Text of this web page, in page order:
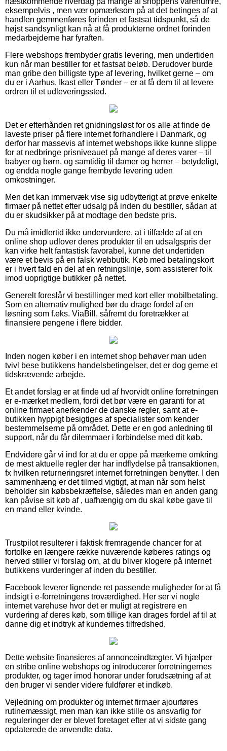
eksempelvis , men vær opmærksom på at det betinges af at
handlen gemmenføres forinden et fastsat tidspunkt, så de
højst sandsynligt kan nå at få produkterne ordnet forinden
medarbejderne har fyraften.
Flere webshops frembyder gratis levering, men undertiden
kun når man bestiller for et fastsat beløb. Derudover burde
man gribe den billigste type af levering, hvilket gerne – om
du er i Aarhus, Ikast eller Tønder – er at få dem til at levere
ordren til et udleveringssted.
Det er efterhånden ret gnidningsløst for os alle at finde de
laveste priser på flere internet forhandlere i Danmark, og
derfor har massevis af internet webshops ikke kunne slippe
for at nedbringe prisniveauet på mange af deres varer – til
babyer og børn, og samtidig til damer og herrer – betydeligt,
og endda nogle gange frembyde levering uden
omkostninger.
Men det kan immervæk vise sig udbytterigt at prøve enkelte
firmaer på nettet efter udsalg på inden du bestiller, sådan at
du er skudsikker på at modtage den bedste pris.
Du må imidlertid ikke undervurdere, at i tilfælde af at en
online shop udlover deres produkter til en udsalgspris der
kan virke helt fantastisk favorabel, kunne det undertiden
være et bevis på en falsk webbutik. Køb med betalingskort
er i hvert fald en del af en retningslinje, som assisterer folk
imod uoprigtige butikker på nettet.
Generelt foreslår vi bestillinger med kort eller mobilbetaling.
Som en alternativ mulighed bør du drage fordel af en
løsning som f.eks. ViaBill, såfremt du foretrækker at
finansiere pengene i flere bidder.
Inden nogen køber i en internet shop behøver man uden
tvivl bese butikkens handelsbetingelser, det er dog gerne et
tidskrævende arbejde.
Et andet forslag er at finde ud af hvorvidt online forretningen
er e-mærket medlem, fordi det bør være en garanti for at
online firmaet anerkender de danske regler, samt at e-
butikken hyppigt besigtiges af specialister som kender
bestemmelserne på området. Dette er en god anledning til
support, når du får dilemmaer i forbindelse med dit køb.
Endvidere går vi ind for at du er oppe på mærkerne omkring
de mest aktuelle regler der har indflydelse på transaktionen,
fx hvilken returneringsret internet forretningen benytter. I den
sammenhæng er det tilmed vigtigt, at man når som helst
beholder sin købsbekræftelse, således man en anden gang
kan påvise sit køb af , uafhængig om du skal købe gave til
en mand eller kvinde.
Trustpilot resulterer i faktisk fremragende chancer for at
fortolke en længere række nuværende køberes ratings og
herved stiller vi forslag om, at du bliver klogere på internet
butikkens vurderinger af inden du bestiller.
Facebook leverer lignende ret passende muligheder for at få
indsigt i e-forretningens troværdighed. Her ser vi nogle
internet varehuse hvor det er muligt at registrere en
vurdering af deres køb, som tillige kan drages fordel af til at
danne dig et indtryk af kundernes tilfredshed.
Dette website finansieres af annonceindtægter. Vi hjælper
en stribe online webshops og introducerer forretningernes
produkter, og tager imod honorar under forudsætning af at
den bruger vi sender videre fuldfører et indkøb.
Vejledning om produkter og internet firmaer ajourføres
rutinemæssigt, men man kan ikke stille os ansvarlig for
reguleringer der er blevet foretaget efter at vi sidste gang
opdaterede de anvendte data.